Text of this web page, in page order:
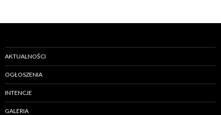
AKTUALNOŚCI
OGŁOSZENIA
INTENCJE
GALERIA